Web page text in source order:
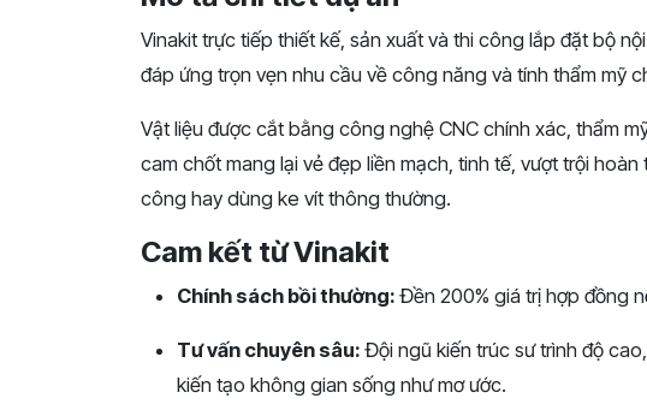
Vinakit trực tiếp thiết kế, sản xuất và thi công lắp đặt bộ
đáp ứng trọn vẹn nhu cầu về công năng và tính thẩm mỹ
Vật liệu được cắt bằng công nghệ CNC chính xác, thẩm
cam chốt mang lại vẻ đẹp liền mạch, tinh tế, vượt trội
công hay dùng ke vít thông thường.
Cam kết từ Vinakit
Chính sách bồi thường: Đền 200% giá trị hợp đồng
Tư vấn chuyên sâu: Đội ngũ kiến trúc sư trình độ
kiến tạo không gian sống như mơ ước.